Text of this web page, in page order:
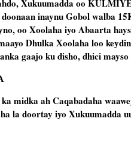
Xukuumadda oo
inaynu Gobol walba
oo Xoolaha iyo Abaarta
Dhulka Xoolaha loo
gaajo ku disho, dhici
midka ah Caqabadaha
la doortay iyo Xukuumadda